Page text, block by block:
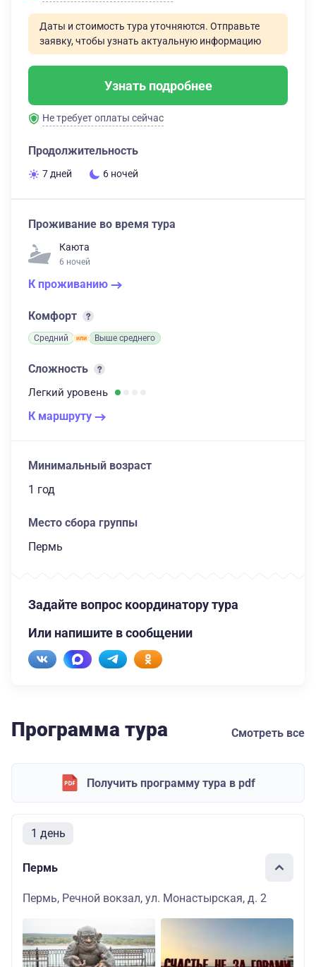
Даты и стоимость тура уточняются. Отправьте
заявку, чтобы узнать актуальную информацию
Узнать подробнее
Не требует оплаты сейчас
Продолжительность
7 дней 6 ночей
Проживание во время тура
Каюта
6 ночей
К проживанию
Комфорт
Средний Выше среднего
Сложность
Легкий уровень
К маршруту
Минимальный возраст
1 год
Место сбора группы
Пермь
Задайте вопрос координатору тура
Или напишите в сообщении
Программа тура Смотреть все
Получить программу тура в pdf
1 день
Пермь
Пермь, Речной вокзал, ул. Монастырская, д. 2